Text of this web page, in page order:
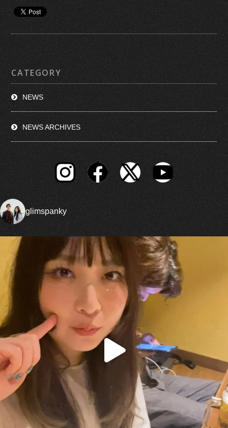
CATEGORY
NEWS
NEWS ARCHIVES
glimspanky